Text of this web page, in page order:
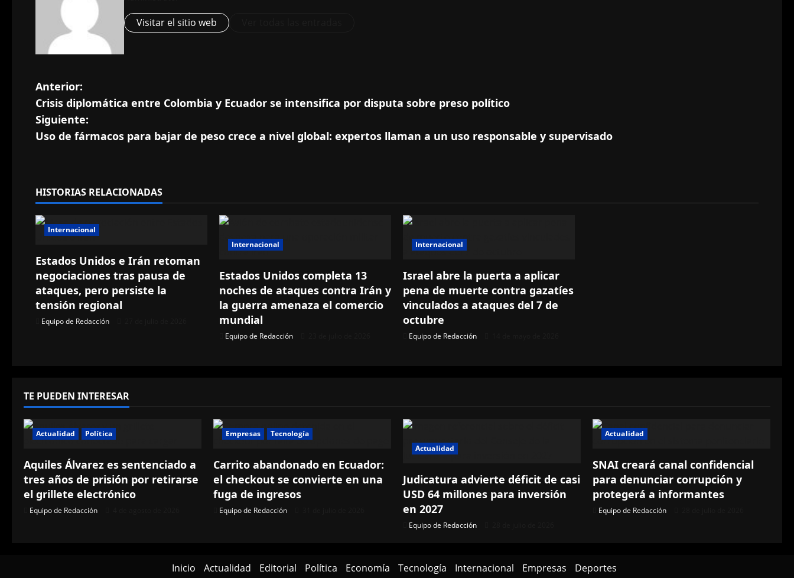
Visitar el sitio web
N
a
v
g
a
i
ó
n
e
n
t
r
a
d
Anterior:
Crisis diplomática entre Colombia y Ecuador se intensifica por disputa sobre preso político
Siguiente:
Uso de fármacos para bajar de peso crece a nivel global: expertos llaman a un uso responsable y supervisado
HISTORIAS RELACIONADAS
Internacional
Estados Unidos e Irán retoman
negociaciones tras pausa de
ataques, pero persiste la
tensión regional
Equipo de Redacción
Internacional
Estados Unidos completa 13
noches de ataques contra Irán y
la guerra amenaza el comercio
mundial
Equipo de Redacción
Internacional
Israel abre la puerta a aplicar
pena de muerte contra gazatíes
vinculados a ataques del 7 de
octubre
Equipo de Redacción
TE PUEDEN INTERESAR
Actualidad Política
Aquiles Álvarez es sentenciado a
tres años de prisión por retirarse
el grillete electrónico
Equipo de Redacción
Empresas Tecnología
Carrito abandonado en Ecuador:
el checkout se convierte en una
fuga de ingresos
Equipo de Redacción
Actualidad
Judicatura advierte déficit de casi
USD 64 millones para inversión
en 2027
Equipo de Redacción
Actualidad
SNAI creará canal confidencial
para denunciar corrupción y
protegerá a informantes
Equipo de Redacción
Inicio Actualidad Editorial Política Economía Tecnología Internacional Empresas Deportes